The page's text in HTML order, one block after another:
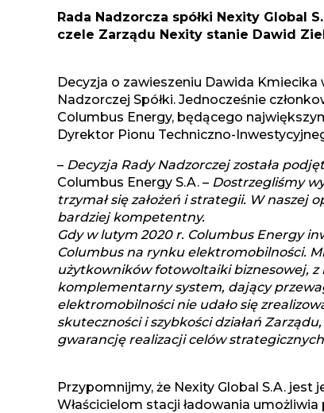
Rada Nadzorcza spółki Nexity Global
czele Zarządu Nexity stanie Dawid
Decyzja o zawieszeniu Dawida
Nadzorczej Spółki. Jednocześnie
Columbus Energy, będącego
Dyrektor Pionu Techniczno-
– Decyzja Rady Nadzorczej została
Columbus Energy S.A. – Dostrzegliśmy
trzymał się założeń i strategii. W naszej
bardziej kompetentny.
Gdy w lutym 2020 r. Columbus Energy
Columbus na rynku elektromobilności.
użytkowników fotowoltaiki biznesowej,
komplementarny system, dający
elektromobilności nie udało się
skuteczności i szybkości działań
gwarancję realizacji celów
Przypomnijmy, że Nexity Global S.A.
Właścicielom stacji ładowania